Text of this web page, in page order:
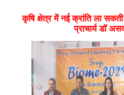
कृषि क्षेत्र में नई क्रांति ला
प्राचार्य डॉ